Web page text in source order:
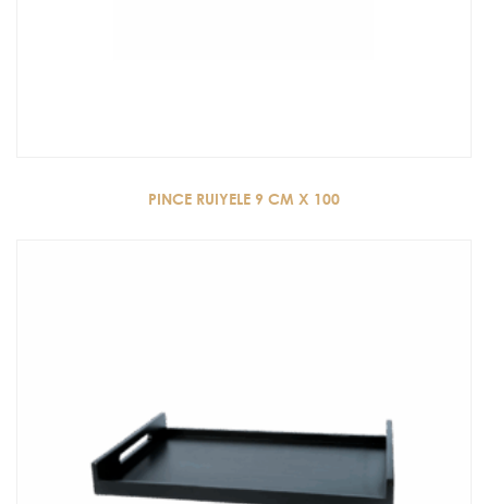
PINCE RUIYELE 9 CM X 100